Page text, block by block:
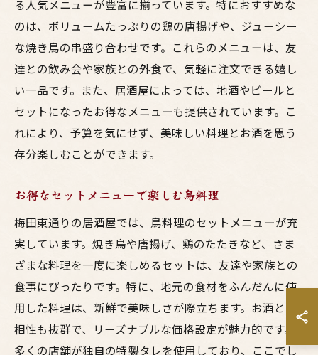
る人気メニューが豊富に揃っています。特におすすめな
のは、ボリュームたっぷりの鶏の唐揚げや、ジューシー
な焼き鳥の串盛り合わせです。これらのメニューは、友
達との飲み会や家族との外食で、気軽に注文できる嬉し
い一品です。また、居酒屋によっては、地酒やビールと
セットになったお得なメニューも提供されています。こ
れにより、予算を気にせず、美味しい料理とお酒を思う
存分楽しむことができます。
お得なセットメニューで楽しむ鳥料理
梅田東通りの居酒屋では、鳥料理のセットメニューが充
実しています。焼き鳥や唐揚げ、鶏のたたきなど、さま
ざまな料理を一度に楽しめるセットは、友達や家族との
食事にぴったりです。特に、地元の食材をふんだんに使
用した料理は、新鮮で美味しさが際立ちます。お酒との
相性も抜群で、リーズナブルな価格設定が魅力的です。
多くの店舗が独自の特製タレを使用しており、ここでし